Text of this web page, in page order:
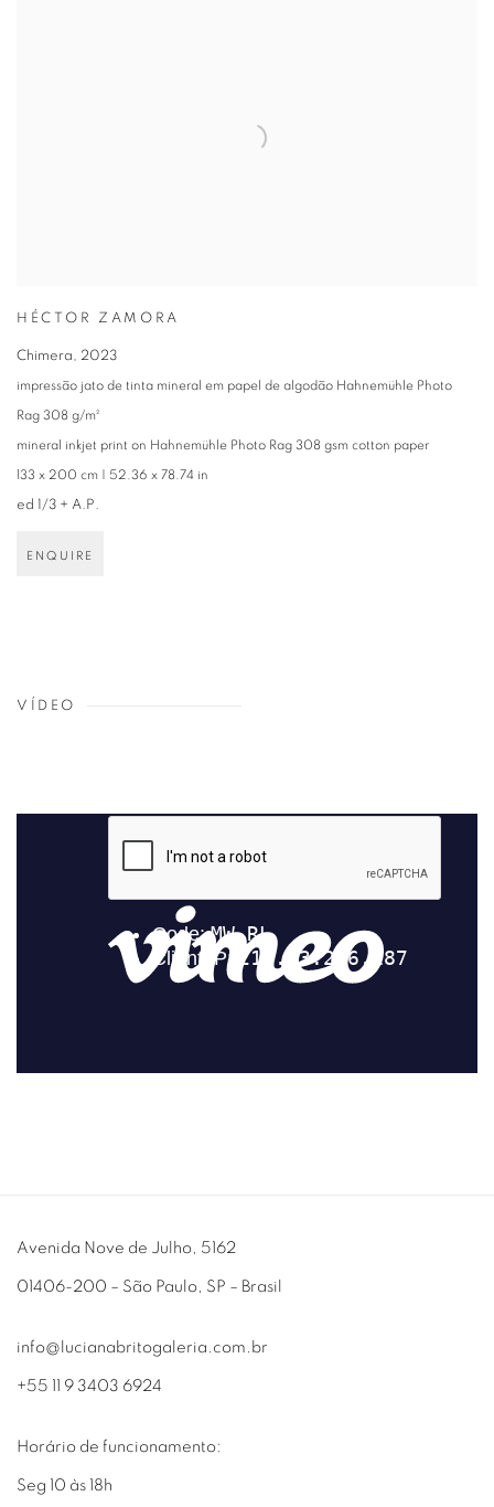
HÉCTOR ZAMORA
Chimera, 2023
impressão jato de tinta mineral em papel de algodão Hahnemühle Photo
Rag 308 g/m²
mineral inkjet print on Hahnemühle Photo Rag 308 gsm cotton paper
133 x 200 cm | 52.36 x 78.74 in
ed 1/3 + A.P.
ENQUIRE
VÍDEO
Avenida Nove de Julho, 5162
01406-200 – São Paulo, SP – Brasil
info@lucianabritogaleria.com.br
+55 11 9 3403 6924
Horário de funcionamento:
Seg 10 às 18h